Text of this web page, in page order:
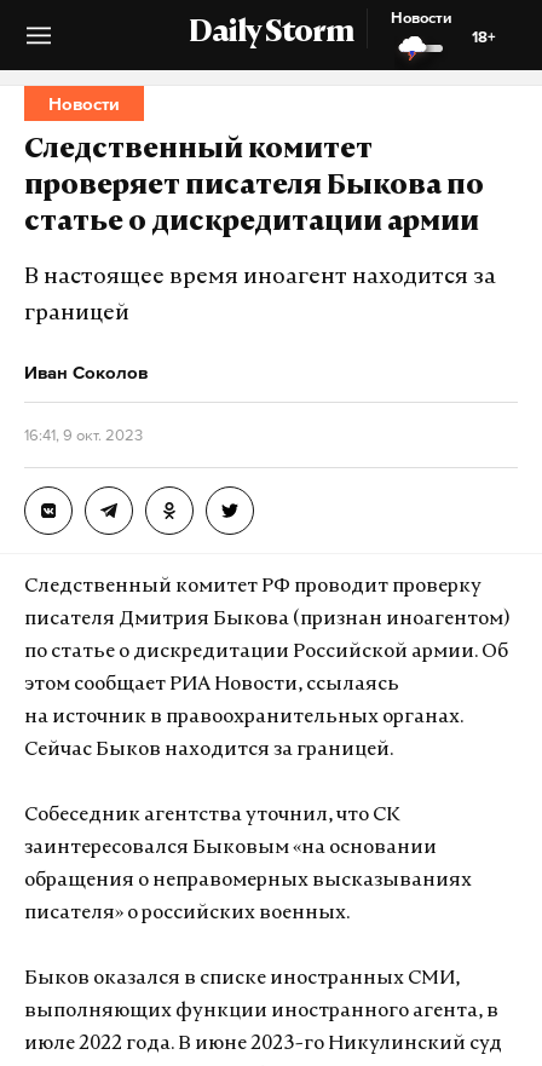
Daily Storm
Новости
18+
Новости
Следственный комитет
проверяет писателя Быкова по
статье о дискредитации армии
В настоящее время иноагент находится за
границей
Иван Соколов
16:41, 9 окт. 2023
Следственный комитет РФ проводит проверку
писателя Дмитрия Быкова (признан иноагентом)
по статье о дискредитации Российской армии. Об
этом сообщает РИА Новости, ссылаясь
на источник в правоохранительных органах.
Сейчас Быков находится за границей.
Собеседник агентства уточнил, что СК
заинтересовался Быковым «на основании
обращения о неправомерных высказываниях
писателя» о российских военных.
Быков оказался в списке иностранных СМИ,
выполняющих функции иностранного агента, в
июле 2022 года. В июне 2023-го Никулинский суд